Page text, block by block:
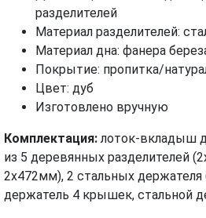
разделителей
Материал разделителей:
Материал дна: фанера
Покрытие: пропитка/
Цвет: дуб
Изготовлено вручную
Комплектация:лоток-вкладыш
из 5 деревянных разделителей
2х472мм), 2 стальных держателя
держатель 4 крышек, стальной